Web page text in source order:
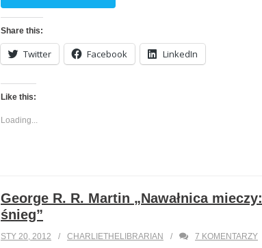
Share this:
Twitter Facebook LinkedIn
Like this:
Loading...
George R. R. Martin „Nawałnica
śnieg”
STY 20, 2012 CHARLIETHELIBRARIAN 7 KOMENTARZY